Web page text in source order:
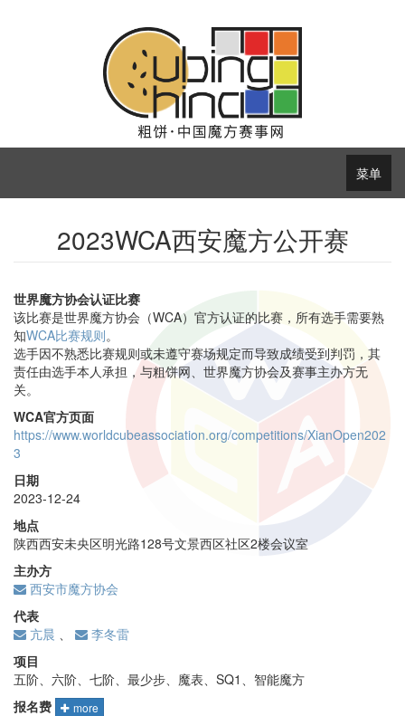
菜单
2023WCA西安魔方公开赛
世界魔方协会认证比赛
该比赛是世界魔方协会（WCA）官方认证的比赛，所有选手需要熟
知WCA比赛规则。
选手因不熟悉比赛规则或未遵守赛场规定而导致成绩受到判罚，其
责任由选手本人承担，与粗饼网、世界魔方协会及赛事主办方无
关。
WCA官方页面
https://www.worldcubeassociation.org/competitions/XianOpen202
3
日期
2023-12-24
地点
陕西西安未央区明光路128号文景西区社区2楼会议室
主办方
西安市魔方协会
代表
亢晨
李冬雷
项目
五阶、六阶、七阶、最少步、魔表、SQ1、智能魔方
报名费
more